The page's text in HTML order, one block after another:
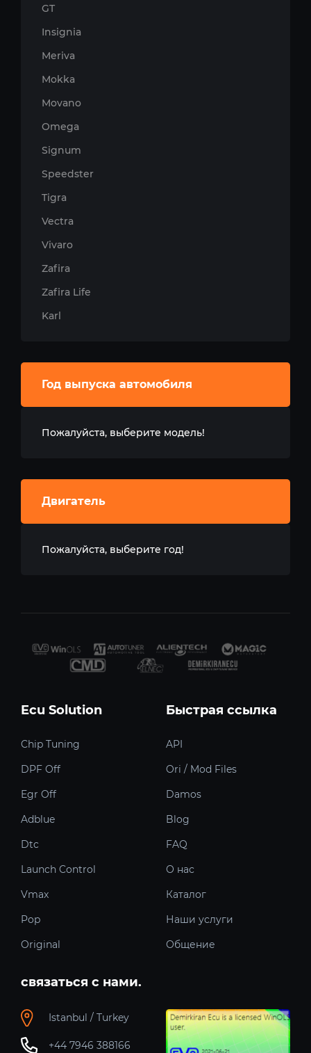
GT
Insignia
Meriva
Mokka
Movano
Omega
Signum
Speedster
Tigra
Vectra
Vivaro
Zafira
Zafira Life
Karl
Год выпуска автомобиля
Пожалуйста, выберите модель!
Двигатель
Пожалуйста, выберите год!
Ecu Solution
Chip Tuning
DPF Off
Egr Off
Adblue
Dtc
Launch Control
Vmax
Pop
Original
Быстрая ссылка
API
Ori / Mod Files
Damos
Blog
FAQ
О нас
Каталог
Наши услуги
Общение
связаться с нами.
Istanbul / Turkey
+44 7946 388166